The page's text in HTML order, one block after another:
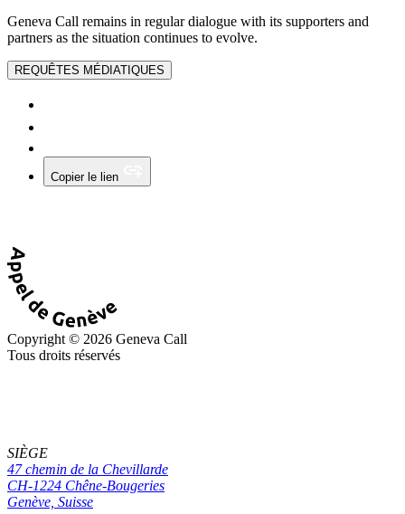
Geneva Call remains in regular dialogue with its supporters and
partners as the situation continues to evolve.
REQUÊTES MÉDIATIQUES
Copier le lien
Copyright © 2026 Geneva Call
Tous droits réservés
SIÈGE
47 chemin de la Chevillarde
CH-1224 Chêne-Bougeries
Genève, Suisse